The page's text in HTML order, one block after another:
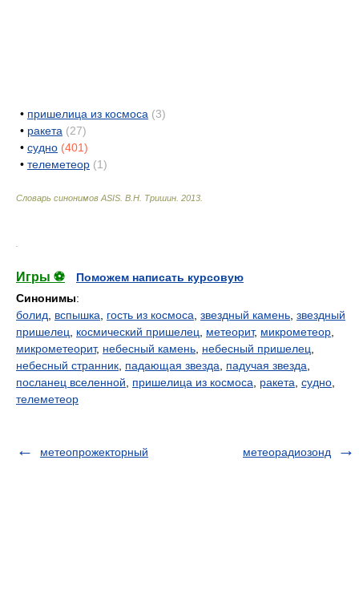
• пришелица из космоса (3)
• ракета (27)
• судно (401)
• телеметеор (1)
Словарь синонимов ASIS. В.Н. Тришин 2013
Игры ⚽
Поможем написать курсовую
Синонимы:
болид
вспышка гость из космоса звездный камень звездный
пришелец
космический пришелец метеорит, микрометеор
микрометеорит, небесный камень небесный пришелец
небесный странник падающая звезда падучая звезда
посланец вселенной
пришелица из космоса ракета судно
телеметеор
метеопрожекторный метеорадиозонд